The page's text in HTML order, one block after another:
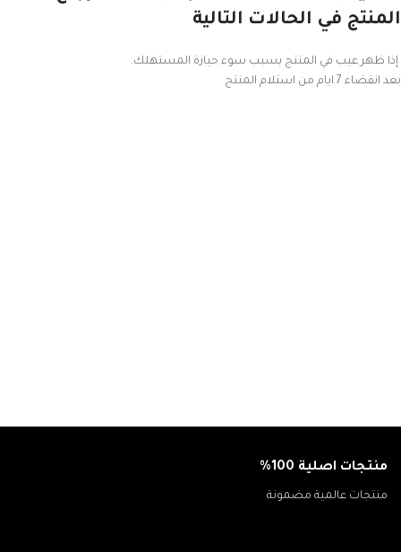
المنتج في الحالات التالية
إذا ظهر عيب في المنتج بسبب سوء حيازة المستهلك.
بعد انقضاء 7 ايام من استلام المنتج
منتجات اصلية 100%
منتجات عالمية مضمونة